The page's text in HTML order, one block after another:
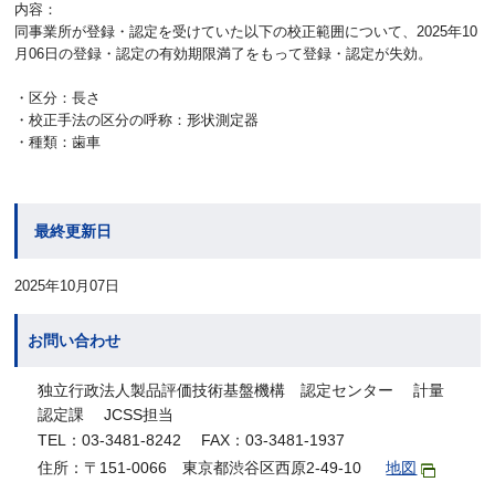
内容：
同事業所が登録・認定を受けていた以下の校正範囲について、2025年10
月06日の登録・認定の有効期限満了をもって登録・認定が失効。
・区分：長さ
・校正手法の区分の呼称：形状測定器
・種類：歯車
最終更新日
2025年10月07日
お問い合わせ
独立行政法人製品評価技術基盤機構 認定センター 計量
認定課 JCSS担当
TEL：03-3481-8242 FAX：03-3481-1937
住所：〒151-0066 東京都渋谷区西原2-49-10
地図